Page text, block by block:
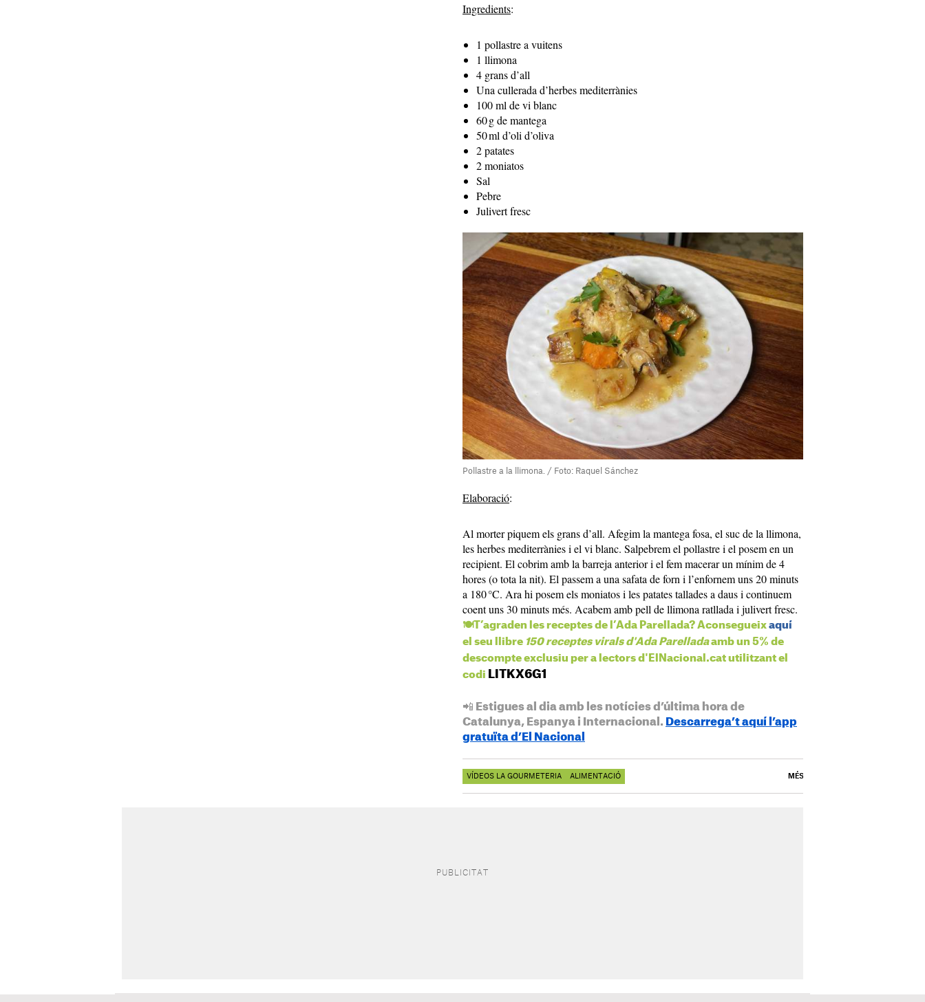
Ingredients:
1 pollastre a vuitens
1 llimona
4 grans d’all
Una cullerada d’herbes mediterrànies
100 ml de vi blanc
60 g de mantega
50 ml d’oli d’oliva
2 patates
2 moniatos
Sal
Pebre
Julivert fresc
Pollastre a la llimona. / Foto: Raquel Sánchez
Elaboració:
Al morter piquem els grans d’all. Afegim la mantega fosa, el suc de la llimona,
les herbes mediterrànies i el vi blanc. Salpebrem el pollastre i el posem en un
recipient. El cobrim amb la barreja anterior i el fem macerar un mínim de 4
hores (o tota la nit). El passem a una safata de forn i l’enfornem uns 20 minuts
a 180 °C. Ara hi posem els moniatos i les patates tallades a daus i continuem
coent uns 30 minuts més. Acabem amb pell de llimona ratllada i julivert fresc.
🍽️T’agraden les receptes de l’Ada Parellada? Aconsegueix aquí
el seu llibre 150 receptes virals d'Ada Parelladaamb un 5% de
descompte exclusiu per a lectors d'ElNacional.cat utilitzant el
codi LITKX6G1
📲 Estigues al dia amb les notícies d’última hora de
Catalunya, Espanya i Internacional. Descarrega’t aquí l’app
gratuïta d’El Nacional
VÍDEOS LA GOURMETERIA ALIMENTACIÓ MÉS